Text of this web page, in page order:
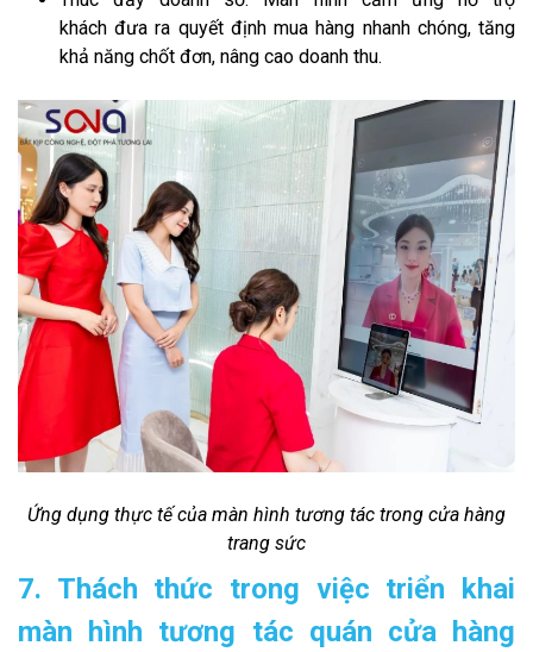
khách đưa ra quyết định mua hàng nhanh chóng, tăng
khả năng chốt đơn, nâng cao doanh thu.
Ứng dụng thực tế của màn hình tương tác trong cửa hàng
trang sức
7. Thách thức trong việc triển khai
màn hình tương tác quán cửa hàng